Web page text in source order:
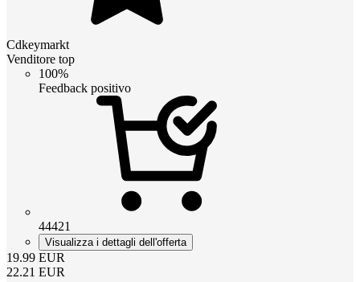
Cdkeymarkt
Venditore top
100%
Feedback positivo
44421
Visualizza i dettagli dell'offerta
19.99 EUR
22.21 EUR